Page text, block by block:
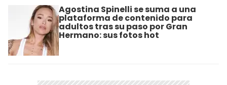
Agostina Spinelli se suma a una
plataforma de contenido para
adultos tras su paso por Gran
Hermano: sus fotos hot